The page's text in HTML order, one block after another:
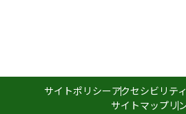
サイトポリシーアクセシビリティ
サイトマップリ